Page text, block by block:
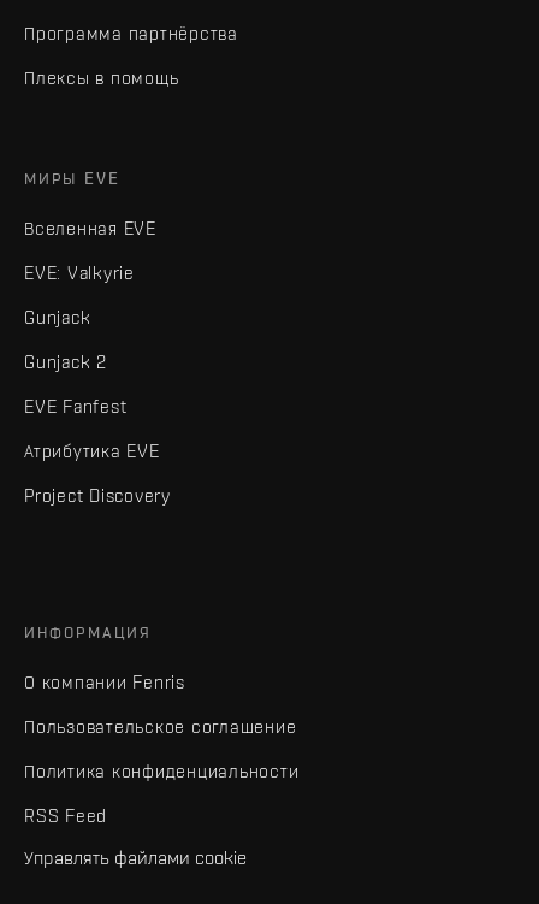
Программа партнёрства
Плексы в помощь
МИРЫ EVE
Вселенная EVE
EVE: Valkyrie
Gunjack
Gunjack 2
EVE Fanfest
Атрибутика EVE
Project Discovery
ИНФОРМАЦИЯ
О компании Fenris
Пользовательское соглашение
Политика конфиденциальности
RSS Feed
Управлять файлами cookie